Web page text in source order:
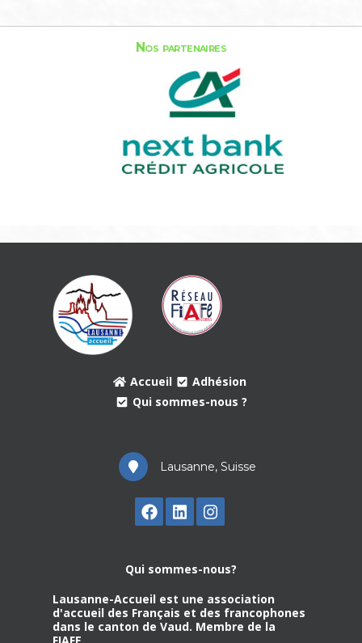
Nos partenaires
Accueil
Adhésion
Qui sommes-nous ?
Lausanne, Suisse
Qui sommes-nous?
Lausanne-Accueil est une association
d'accueil des Français et des francophones
dans le canton de Vaud. Membre de la